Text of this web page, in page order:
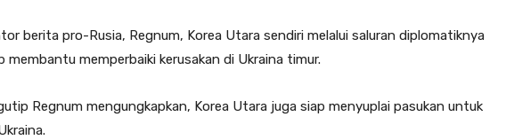
berita pro-Rusia, Regnum, Korea Utara sendiri melalui saluran diplomatiknya
membantu memperbaiki kerusakan di Ukraina timur.
Regnum mengungkapkan, Korea Utara juga siap menyuplai pasukan untuk